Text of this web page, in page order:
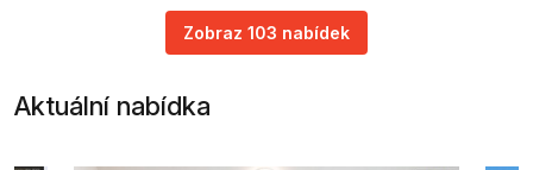
Zobraz 103 nabídek
Aktuální nabídka